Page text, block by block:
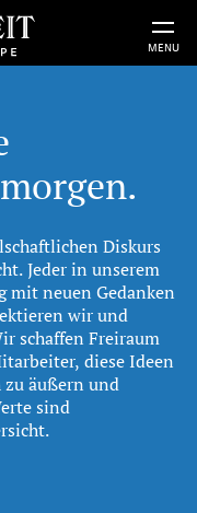
MENU
Diskurs
Jeder in unserem
mit neuen Gedanken
wir und
schaffen Freiraum
diese Ideen
äußern und
sind